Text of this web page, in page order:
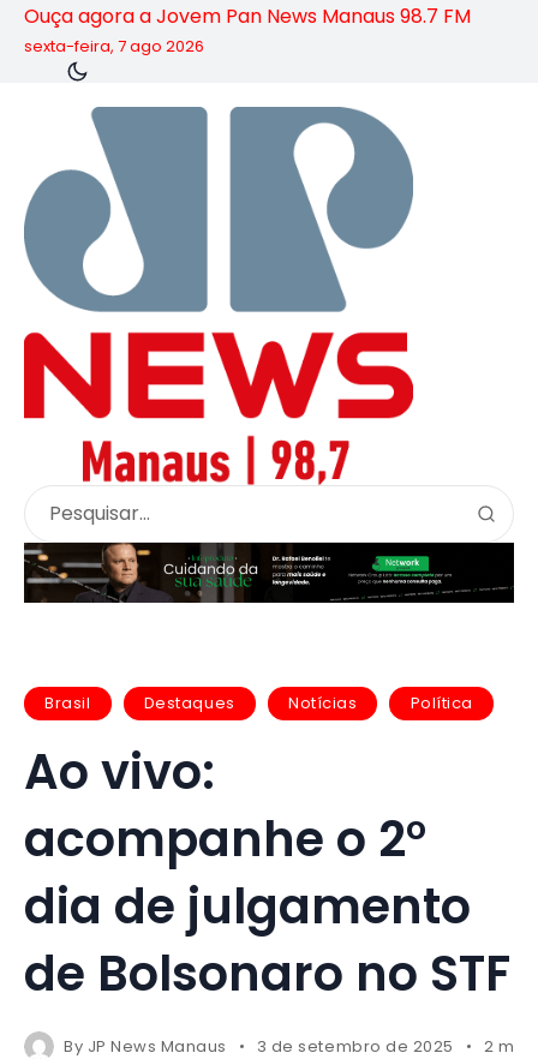
Ouça agora a Jovem Pan News Manaus 98.7 FM
sexta-feira, 7 ago 2026
Brasil Destaques Notícias Política
Ao vivo:
acompanhe o 2°
dia de julgamento
de Bolsonaro no STF
By JP News Manaus 3 de setembro de 2025 2